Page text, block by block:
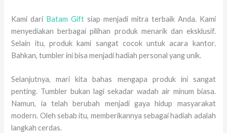
Kami dari Batam Gift siap menjadi mitra terbaik Anda. Kami
menyediakan berbagai pilihan produk menarik dan eksklusif.
Selain itu, produk kami sangat cocok untuk acara kantor.
Bahkan, tumbler ini bisa menjadi hadiah personal yang unik.
Selanjutnya, mari kita bahas mengapa produk ini sangat
penting. Tumbler bukan lagi sekadar wadah air minum biasa.
Namun, ia telah berubah menjadi gaya hidup masyarakat
modern. Oleh sebab itu, memberikannya sebagai hadiah adalah
langkah cerdas.